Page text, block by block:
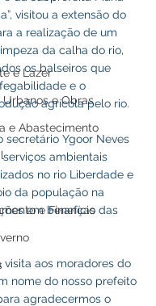
e Lazer
e Obras
e Abastecimento
e Finanças
visitou a extensão do
a realização de um
da calha do rio,
os balseiros que
e o
agrícola pelo rio.
secretário Ygoor Neves
ambientais
no rio Liberdade e
da população na
em benefício das
visita aos moradores do
nome do nosso prefeito
agradecermos o